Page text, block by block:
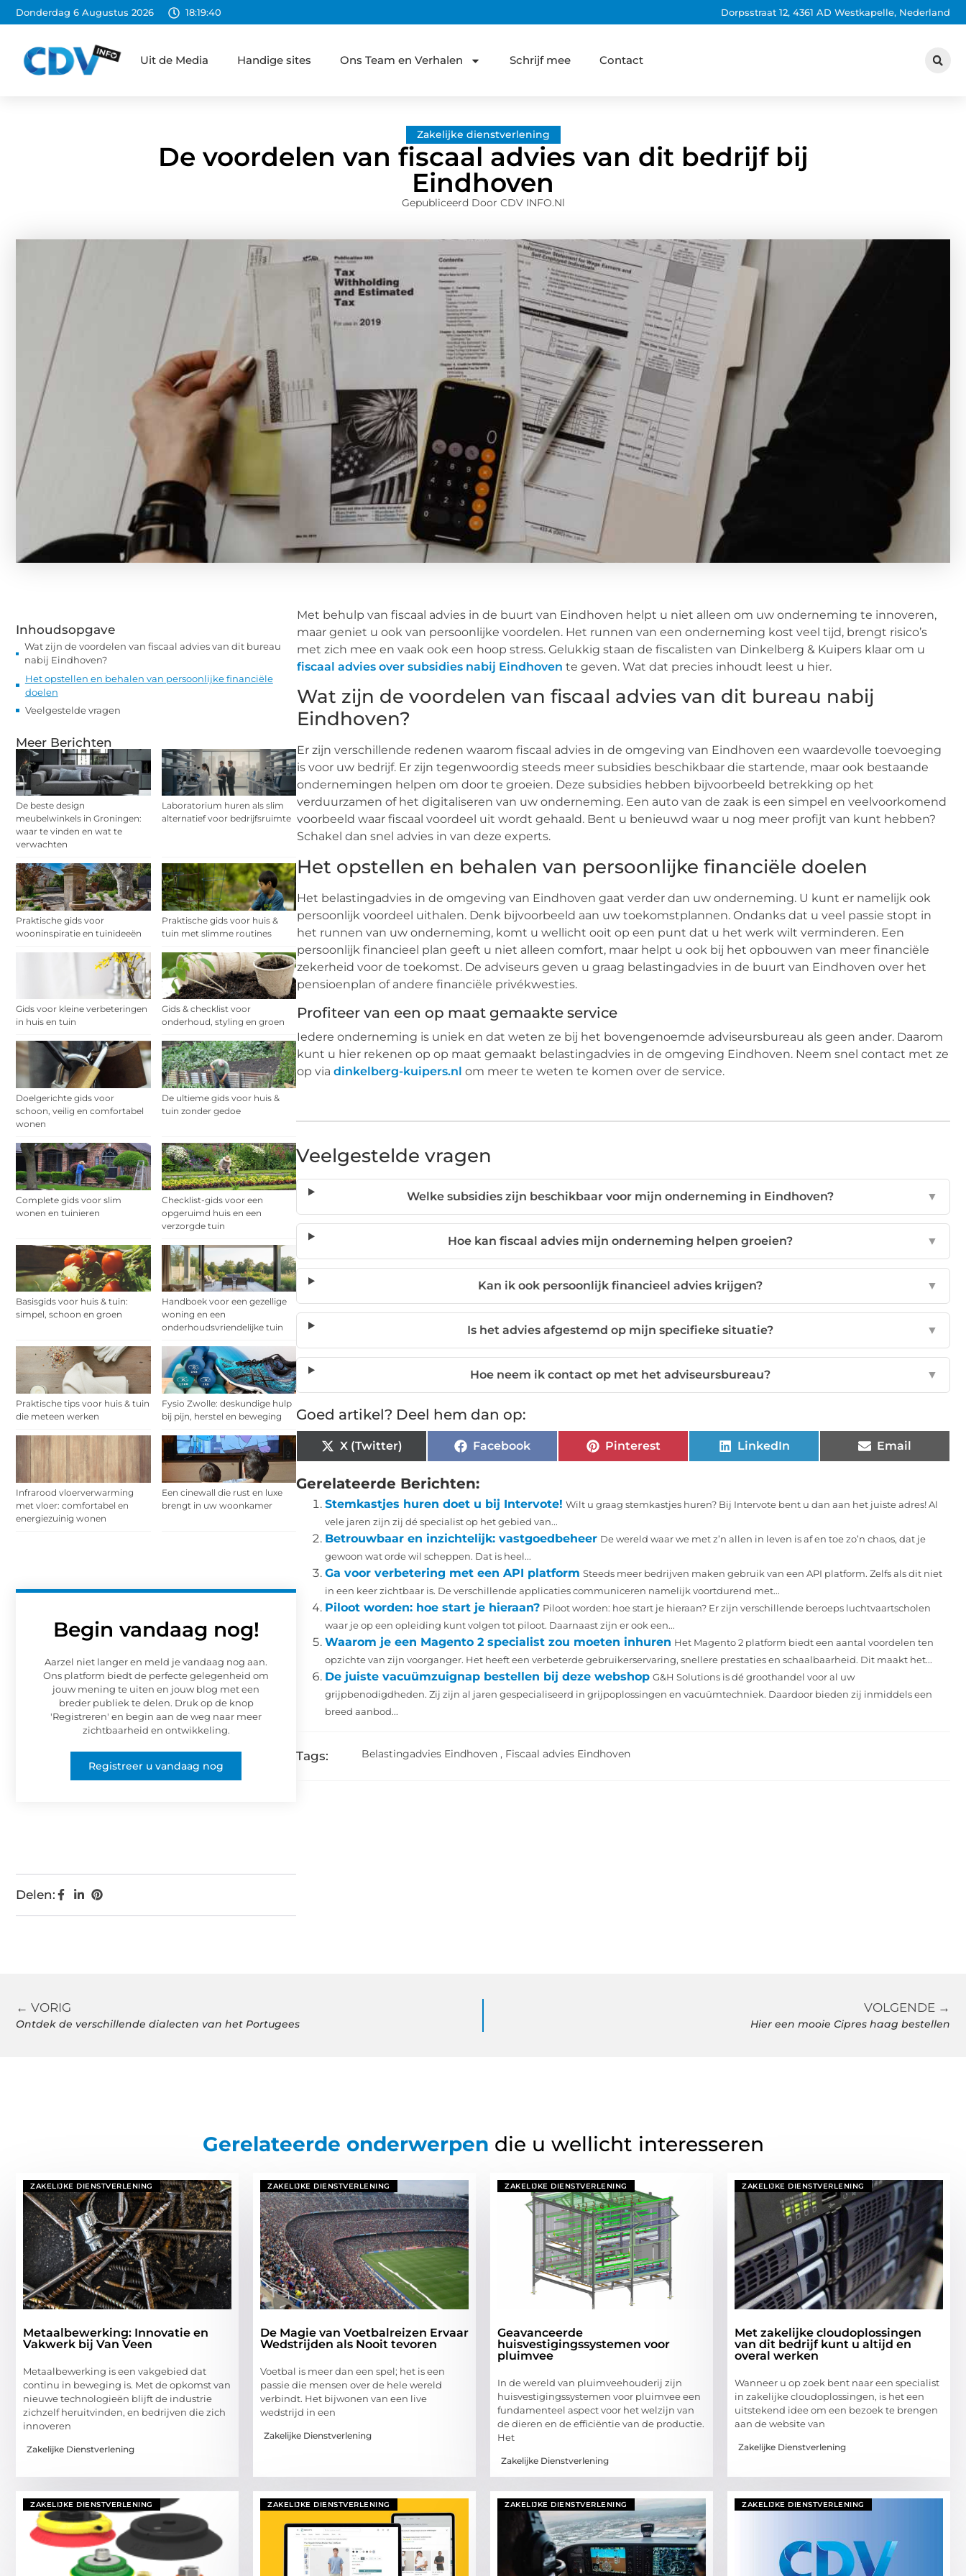
Donderdag 6 Augustus 2026 18:19:41 Dorpsstraat 12, 4361 AD Westkapelle, Nederland
Uit de Media Handige sites Ons Team en Verhalen Schrijf mee Contact
Zakelijke dienstverlening
De voordelen van fiscaal advies van dit bedrijf bij
Eindhoven
Gepubliceerd Door CDV INFO.nl
Inhoudsopgave
Wat zijn de voordelen van fiscaal advies van dit bureau
nabij Eindhoven?
Het opstellen en behalen van persoonlijke financiële
doelen
Veelgestelde vragen
Meer Berichten
De beste design
meubelwinkels in Groningen:
waar te vinden en wat te
verwachten
Laboratorium huren als slim
alternatief voor bedrijfsruimte
Praktische gids voor
wooninspiratie en tuinideeën
Praktische gids voor huis &
tuin met slimme routines
Gids voor kleine verbeteringen
in huis en tuin
Gids & checklist voor
onderhoud, styling en groen
Doelgerichte gids voor
schoon, veilig en comfortabel
wonen
De ultieme gids voor huis &
tuin zonder gedoe
Complete gids voor slim
wonen en tuinieren
Checklist-gids voor een
opgeruimd huis en een
verzorgde tuin
Basisgids voor huis & tuin:
simpel, schoon en groen
Handboek voor een gezellige
woning en een
onderhoudsvriendelijke tuin
Praktische tips voor huis & tuin
die meteen werken
Fysio Zwolle: deskundige hulp
bij pijn, herstel en beweging
Infrarood vloerverwarming
met vloer: comfortabel en
energiezuinig wonen
Een cinewall die rust en luxe
brengt in uw woonkamer
Begin vandaag nog!
Aarzel niet langer en meld je vandaag nog aan.
Ons platform biedt de perfecte gelegenheid om
jouw mening te uiten en jouw blog met een
breder publiek te delen. Druk op de knop
'Registreren' en begin aan de weg naar meer
zichtbaarheid en ontwikkeling.
Registreer u vandaag nog
Delen:
Met behulp van fiscaal advies in de buurt van Eindhoven helpt u niet alleen om uw onderneming te innoveren,
maar geniet u ook van persoonlijke voordelen. Het runnen van een onderneming kost veel tijd, brengt risico’s
met zich mee en vaak ook een hoop stress. Gelukkig staan de fiscalisten van Dinkelberg & Kuipers klaar om u
fiscaal advies over subsidies nabij Eindhoven te geven. Wat dat precies inhoudt leest u hier.
Wat zijn de voordelen van fiscaal advies van dit bureau nabij
Eindhoven?
Er zijn verschillende redenen waarom fiscaal advies in de omgeving van Eindhoven een waardevolle toevoeging
is voor uw bedrijf. Er zijn tegenwoordig steeds meer subsidies beschikbaar die startende, maar ook bestaande
ondernemingen helpen om door te groeien. Deze subsidies hebben bijvoorbeeld betrekking op het
verduurzamen of het digitaliseren van uw onderneming. Een auto van de zaak is een simpel en veelvoorkomend
voorbeeld waar fiscaal voordeel uit wordt gehaald. Bent u benieuwd waar u nog meer profijt van kunt hebben?
Schakel dan snel advies in van deze experts.
Het opstellen en behalen van persoonlijke financiële doelen
Het belastingadvies in de omgeving van Eindhoven gaat verder dan uw onderneming. U kunt er namelijk ook
persoonlijk voordeel uithalen. Denk bijvoorbeeld aan uw toekomstplannen. Ondanks dat u veel passie stopt in
het runnen van uw onderneming, komt u wellicht ooit op een punt dat u het werk wilt verminderen. Een
persoonlijk financieel plan geeft u niet alleen comfort, maar helpt u ook bij het opbouwen van meer financiële
zekerheid voor de toekomst. De adviseurs geven u graag belastingadvies in de buurt van Eindhoven over het
pensioenplan of andere financiële privékwesties.
Profiteer van een op maat gemaakte service
Iedere onderneming is uniek en dat weten ze bij het bovengenoemde adviseursbureau als geen ander. Daarom
kunt u hier rekenen op op maat gemaakt belastingadvies in de omgeving Eindhoven. Neem snel contact met ze
op via dinkelberg-kuipers.nl om meer te weten te komen over de service.
Veelgestelde vragen
Welke subsidies zijn beschikbaar voor mijn onderneming in Eindhoven? ▼
Hoe kan fiscaal advies mijn onderneming helpen groeien? ▼
Kan ik ook persoonlijk financieel advies krijgen? ▼
Is het advies afgestemd op mijn specifieke situatie? ▼
Hoe neem ik contact op met het adviseursbureau? ▼
Goed artikel? Deel hem dan op:
X (Twitter) Facebook Pinterest LinkedIn Email
Gerelateerde Berichten:
Stemkastjes huren doet u bij Intervote! Wilt u graag stemkastjes huren? Bij Intervote bent u dan aan het juiste adres! Al
vele jaren zijn zij dé specialist op het gebied van...
Betrouwbaar en inzichtelijk: vastgoedbeheer De wereld waar we met z’n allen in leven is af en toe zo’n chaos, dat je
gewoon wat orde wil scheppen. Dat is heel...
Ga voor verbetering met een API platform Steeds meer bedrijven maken gebruik van een API platform. Zelfs als dit niet
in een keer zichtbaar is. De verschillende applicaties communiceren namelijk voortdurend met...
Piloot worden: hoe start je hieraan? Piloot worden: hoe start je hieraan? Er zijn verschillende beroeps luchtvaartscholen
waar je op een opleiding kunt volgen tot piloot. Daarnaast zijn er ook een...
Waarom je een Magento 2 specialist zou moeten inhuren Het Magento 2 platform biedt een aantal voordelen ten
opzichte van zijn voorganger. Het heeft een verbeterde gebruikerservaring, snellere prestaties en schaalbaarheid. Dit maakt het...
De juiste vacuümzuignap bestellen bij deze webshop G&H Solutions is dé groothandel voor al uw
grijpbenodigdheden. Zij zijn al jaren gespecialiseerd in grijpoplossingen en vacuümtechniek. Daardoor bieden zij inmiddels een
breed aanbod...
Tags: Belastingadvies Eindhoven , Fiscaal advies Eindhoven
← VORIG
Ontdek de verschillende dialecten van het Portugees
VOLGENDE →
Hier een mooie Cipres haag bestellen
Gerelateerde onderwerpen die u wellicht interesseren
ZAKELIJKE DIENSTVERLENING
Metaalbewerking: Innovatie en
Vakwerk bij Van Veen
Metaalbewerking is een vakgebied dat
continu in beweging is. Met de opkomst van
nieuwe technologieën blijft de industrie
zichzelf heruitvinden, en bedrijven die zich
innoveren
Zakelijke Dienstverlening
ZAKELIJKE DIENSTVERLENING
De Magie van Voetbalreizen Ervaar
Wedstrijden als Nooit tevoren
Voetbal is meer dan een spel; het is een
passie die mensen over de hele wereld
verbindt. Het bijwonen van een live
wedstrijd in een
Zakelijke Dienstverlening
ZAKELIJKE DIENSTVERLENING
Geavanceerde
huisvestigingssystemen voor
pluimvee
In de wereld van pluimveehouderij zijn
huisvestigingssystemen voor pluimvee een
fundamenteel aspect voor het welzijn van
de dieren en de efficiëntie van de productie.
Het
Zakelijke Dienstverlening
ZAKELIJKE DIENSTVERLENING
Met zakelijke cloudoplossingen
van dit bedrijf kunt u altijd en
overal werken
Wanneer u op zoek bent naar een specialist
in zakelijke cloudoplossingen, is het een
uitstekend idee om een bezoek te brengen
aan de website van
Zakelijke Dienstverlening
ZAKELIJKE DIENSTVERLENING ZAKELIJKE DIENSTVERLENING ZAKELIJKE DIENSTVERLENING ZAKELIJKE DIENSTVERLENING